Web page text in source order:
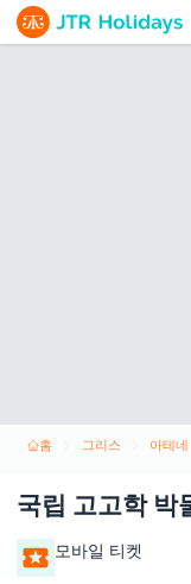
홈 그리스 아테네
국립 고고학 박
모바일 티켓